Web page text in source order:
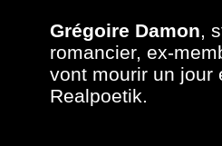
Grégoire Damon,
romancier, ex-
vont mourir un jour
Realpoetik.